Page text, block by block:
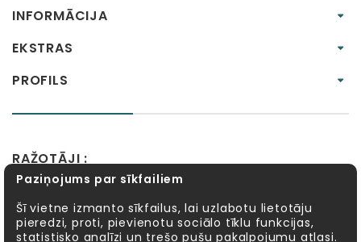
INFORMĀCIJA
EKSTRAS
PROFILS
RAŽOTĀJI :
Alexander Toys APLI kids
Fat Brain Toys
Goula KOSMOS
Lucy&Leo
Meadow Kids
MELI MillaMinis
Mindware
Paziņojums par sīkfailiem
Šī vietne izmanto sīkfailus, lai uzlabotu lietotāju
pieredzi, proti, pievienotu sociālo tīklu funkcijas,
statistisko analīzi un trešo pušu pakalpojumu atlasi.